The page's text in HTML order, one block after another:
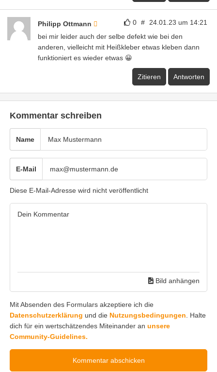
0 # 24.01.23 um 14:21
Philipp Ottmann
bei mir leider auch der selbe defekt wie bei den
anderen, vielleicht mit Heißkleber etwas kleben dann
funktioniert es wieder etwas 😀
Zitieren Antworten
Kommentar schreiben
Name
E-Mail
Diese E-Mail-Adresse wird nicht veröffentlicht
Bild anhängen
Mit Absenden des Formulars akzeptiere ich die
Datenschutzerklärung und die Nutzungsbedingungen . Halte
dich für ein wertschätzendes Miteinander an unsere
Community-Guidelines.